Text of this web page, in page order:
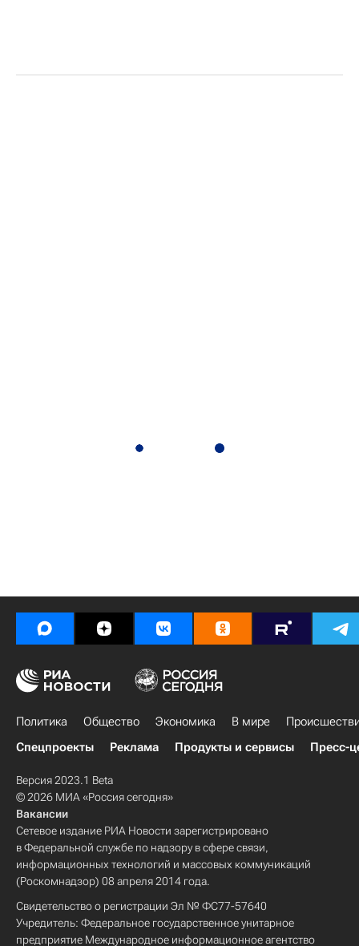
Политика Общество Экономика В мире
Спецпроекты
Реклама Продукты и сервисы Пресс-
Версия 2023.1 Beta
© 2026 МИА «Россия сегодня»
Вакансии
Сетевое издание РИА Новости зарегистрировано
в Федеральной службе по надзору в сфере связи,
информационных технологий и массовых коммуникаций
(Роскомнадзор) 08 апреля 2014 года.
Свидетельство о регистрации Эл № ФС77-57640
Учредитель: Федеральное государственное унитарное
предприятие Международное информационное агентство